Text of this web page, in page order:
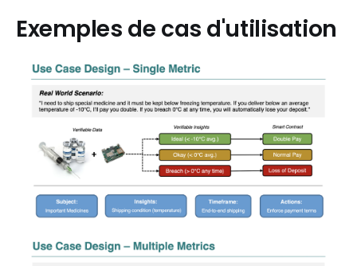
Exemples de cas d'utilisation